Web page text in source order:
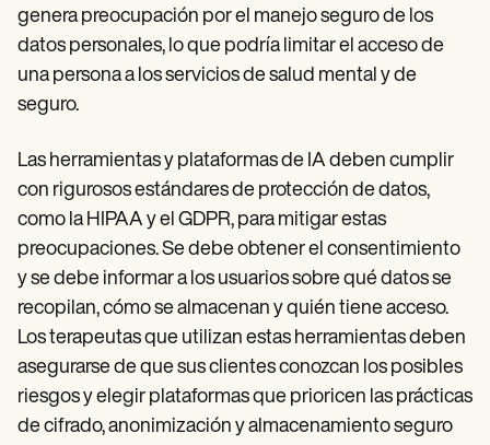
genera preocupación por el manejo seguro de los
datos personales, lo que podría limitar el acceso de
una persona a los servicios de salud mental y de
seguro.
Las herramientas y plataformas de IA deben cumplir
con rigurosos estándares de protección de datos,
como la HIPAA y el GDPR, para mitigar estas
preocupaciones. Se debe obtener el consentimiento
y se debe informar a los usuarios sobre qué datos se
recopilan, cómo se almacenan y quién tiene acceso.
Los terapeutas que utilizan estas herramientas deben
asegurarse de que sus clientes conozcan los posibles
riesgos y elegir plataformas que prioricen las prácticas
de cifrado, anonimización y almacenamiento seguro